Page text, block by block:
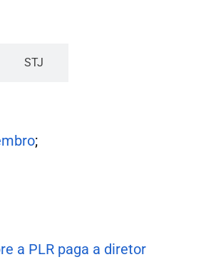
STJ
;
a PLR paga a diretor